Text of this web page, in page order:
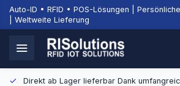
Auto-ID • RFID • POS-Lösungen |
| Weltweite Lieferung
Direkt ab Lager lieferbar Dank